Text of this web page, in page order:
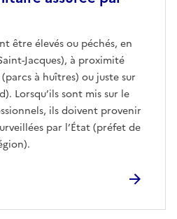
être élevés ou péchés, en
Jacques), à proximité
à huîtres) ou juste sur
Lorsqu’ils sont mis sur le
ils doivent provenir
par l’État (préfet de